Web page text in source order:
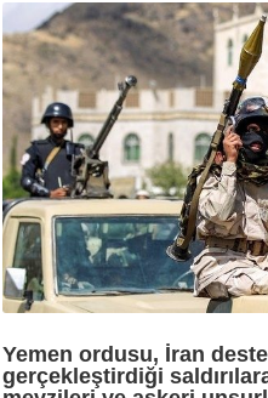
Yemen ordusu, İran
gerçekleştirdiği